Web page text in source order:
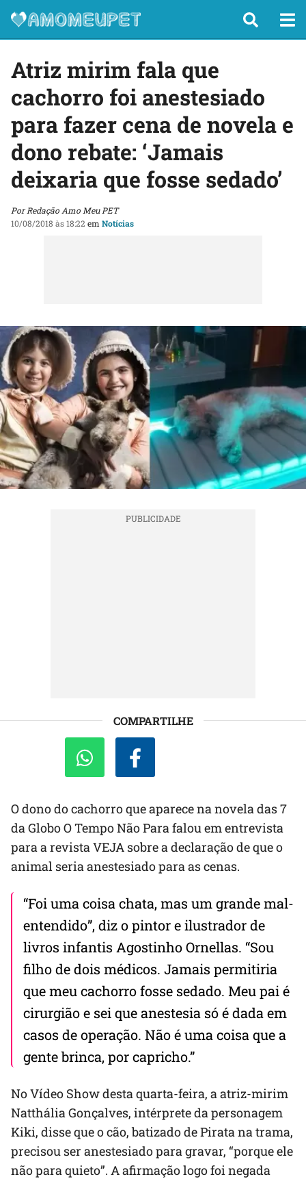
Atriz mirim fala que
cachorro foi anestesiado
para fazer cena de novela e
dono rebate: ‘Jamais
deixaria que fosse sedado’
Por Redação Amo Meu PET
10/08/2018 às 18:22 em Notícias
COMPARTILHE
O dono do cachorro que aparece na novela das 7
da Globo O Tempo Não Para falou em entrevista
para a revista VEJA sobre a declaração de que o
animal seria anestesiado para as cenas.
“Foi uma coisa chata, mas um grande mal-
entendido”, diz o pintor e ilustrador de
livros infantis Agostinho Ornellas. “Sou
filho de dois médicos. Jamais permitiria
que meu cachorro fosse sedado. Meu pai é
cirurgião e sei que anestesia só é dada em
casos de operação. Não é uma coisa que a
gente brinca, por capricho.”
No Vídeo Show desta quarta-feira, a atriz-mirim
Natthália Gonçalves, intérprete da personagem
Kiki, disse que o cão, batizado de Pirata na trama,
precisou ser anestesiado para gravar, “porque ele
não para quieto”. A afirmação logo foi negada